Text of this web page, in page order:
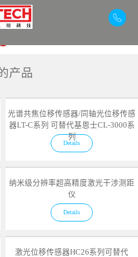
产品
光谱共焦位移传感器/同轴光位移传感
器LT-C系列 可替代基恩士CL-3000系
列
Details
纳米级分辨率超高精度激光干涉测距
仪
Details
激光位移传感器HC26系列可替代